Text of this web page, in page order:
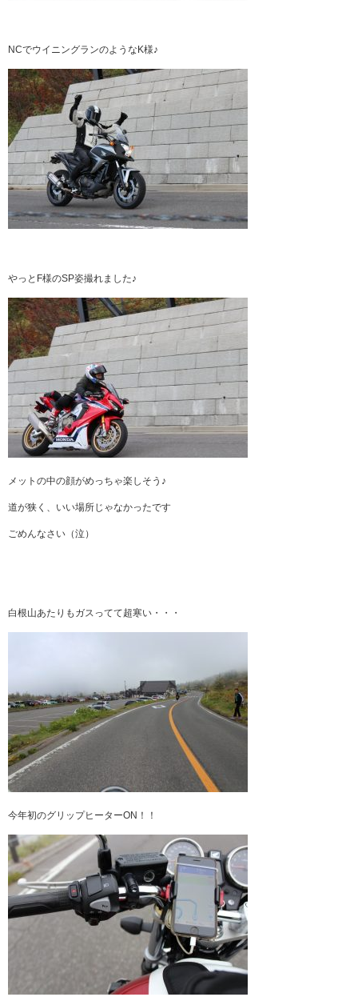
NCでウイニングランのようなK様♪
やっとF様のSP姿撮れました♪
メットの中の顔がめっちゃ楽しそう♪
道が狭く、いい場所じゃなかったです
ごめんなさい（泣）
白根山あたりもガスってて超寒い・・・
今年初のグリップヒーターON！！